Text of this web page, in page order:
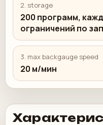
2. storage
200 программ,
ограничений по
3. max backgauge speed
20 м/мин